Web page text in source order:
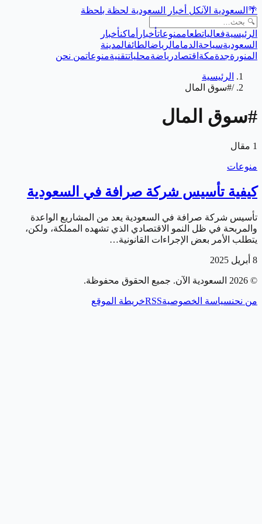
🌴 السعودية الآنكل أخبار السعودية لحظة بلحظة
الرئيسيةفعالياتطعاممنوعاتأخبار أماكنأخبار
السعوديةسياحة الدمامالرياضالطائفالمدينة
المنورةجدةمكة اقتصادرياضةمحلياتتقنيةمنوعاتمن نحن
الرئيسية
/#سوق المال
#سوق المال
1 مقال
منوعات
كيفية تأسيس شركة صرافة في السعودية
تأسيس شركة صرافة في السعودية يعد من المشاريع الواعدة
والمربحة في ظل النمو الاقتصادي الذي تشهده المملكة، ولكن،
يتطلب الأمر بعض الإجراءات القانونية…
8 أبريل 2025
©
2026 السعودية الآن. جميع الحقوق محفوظة.
من نحنسياسة الخصوصيةRSSخريطة الموقع